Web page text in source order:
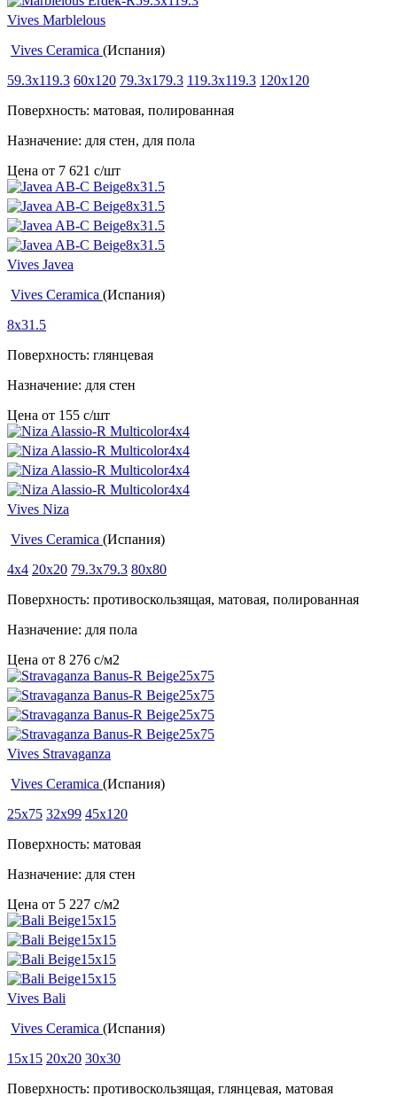
Vives Marblelous
Vives Ceramica (Испания)
59.3x119.3 60x120 79.3x179.3 119.3x119.3 120x120
Поверхность: матовая, полированная
Назначение: для стен, для пола
Цена от 7 621 c/шт
Vives Javea
Vives Ceramica (Испания)
8x31.5
Поверхность: глянцевая
Назначение: для стен
Цена от 155 c/шт
Vives Niza
Vives Ceramica (Испания)
4x4 20x20 79.3x79.3 80x80
Поверхность: противоскользящая, матовая, полированная
Назначение: для пола
Цена от 8 276 c/м2
Vives Stravaganza
Vives Ceramica (Испания)
25x75 32x99 45x120
Поверхность: матовая
Назначение: для стен
Цена от 5 227 c/м2
Vives Bali
Vives Ceramica (Испания)
15x15 20x20 30x30
Поверхность: противоскользящая, глянцевая, матовая